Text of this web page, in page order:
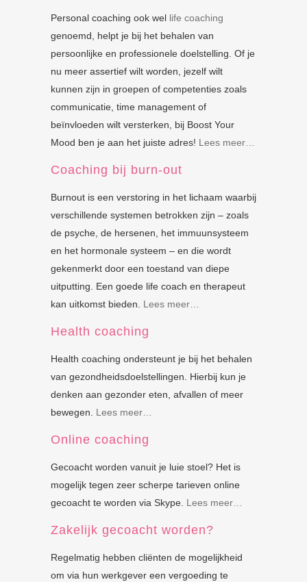
Personal coaching ook wel life coaching
genoemd, helpt je bij het behalen van
persoonlijke en professionele doelstelling. Of je
nu meer assertief wilt worden, jezelf wilt
kunnen zijn in groepen of competenties zoals
communicatie, time management of
beïnvloeden wilt versterken, bij Boost Your
Mood ben je aan het juiste adres! Lees meer…
Coaching bij burn-out
Burnout is een verstoring in het lichaam waarbij
verschillende systemen betrokken zijn – zoals
de psyche, de hersenen, het immuunsysteem
en het hormonale systeem – en die wordt
gekenmerkt door een toestand van diepe
uitputting. Een goede life coach en therapeut
kan uitkomst bieden. Lees meer…
Health coaching
Health coaching ondersteunt je bij het behalen
van gezondheidsdoelstellingen. Hierbij kun je
denken aan gezonder eten, afvallen of meer
bewegen. Lees meer…
Online coaching
Gecoacht worden vanuit je luie stoel? Het is
mogelijk tegen zeer scherpe tarieven online
gecoacht te worden via Skype. Lees meer…
Zakelijk gecoacht worden?
Regelmatig hebben cliënten de mogelijkheid
om via hun werkgever een vergoeding te